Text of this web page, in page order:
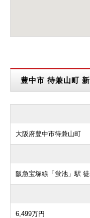
豊中市 待兼山町
大阪府豊中市待兼山町
阪急宝塚線「蛍池」駅
6,499万円